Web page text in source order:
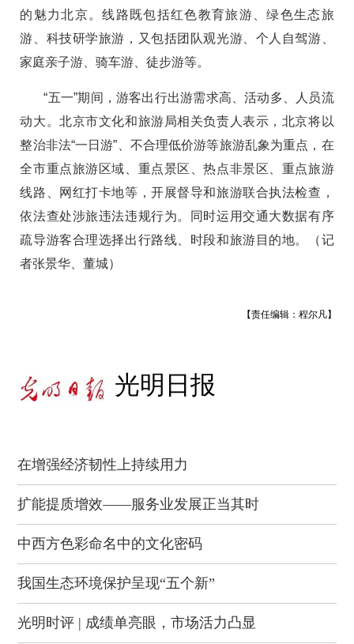
的魅力北京。线路既包括红色教育旅游、绿色生态旅
游、科技研学旅游，又包括团队观光游、个人自驾游、
家庭亲子游、骑车游、徒步游等。
“五一”期间，游客出行出游需求高、活动多、人员流
动大。北京市文化和旅游局相关负责人表示，北京将以
整治非法“一日游”、不合理低价游等旅游乱象为重点，在
全市重点旅游区域、重点景区、热点非景区、重点旅游
线路、网红打卡地等，开展督导和旅游联合执法检查，
依法查处涉旅违法违规行为。同时运用交通大数据有序
疏导游客合理选择出行路线、时段和旅游目的地。（记
者张景华、董城）
【责任编辑：程尔凡】
光明日报
在增强经济韧性上持续用力
扩能提质增效——服务业发展正当其时
中西方色彩命名中的文化密码
我国生态环境保护呈现“五个新”
光明时评 | 成绩单亮眼，市场活力凸显